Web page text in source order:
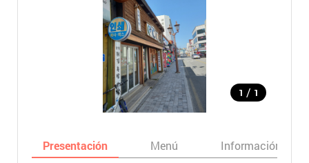
1 / 1
Presentación Menú Información